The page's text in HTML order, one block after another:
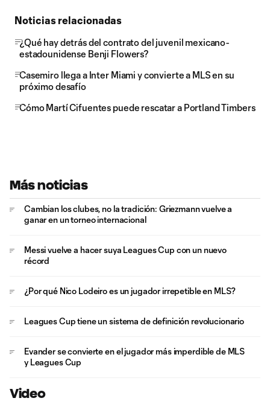
Noticias relacionadas
¿Qué hay detrás del contrato del juvenil mexicano-
estadounidense Benji Flowers?
Casemiro llega a Inter Miami y convierte a MLS en su
próximo desafío
Cómo Martí Cifuentes puede rescatar a Portland Timbers
Más noticias
Cambian los clubes, no la tradición: Griezmann vuelve a
ganar en un torneo internacional
Messi vuelve a hacer suya Leagues Cup con un nuevo
récord
¿Por qué Nico Lodeiro es un jugador irrepetible en MLS?
Leagues Cup tiene un sistema de definición revolucionario
Evander se convierte en el jugador más imperdible de MLS
y Leagues Cup
Video